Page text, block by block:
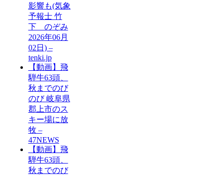
影響も(気象
予報士 竹
下 のぞみ
2026年06月
02日) –
tenki.jp
【動画】飛
騨牛63頭、
秋までのび
のび 岐阜県
郡上市のス
キー場に放
牧 –
47NEWS
【動画】飛
騨牛63頭、
秋までのび